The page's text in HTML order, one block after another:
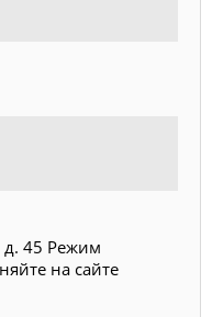
д. 45 Режим
на сайте